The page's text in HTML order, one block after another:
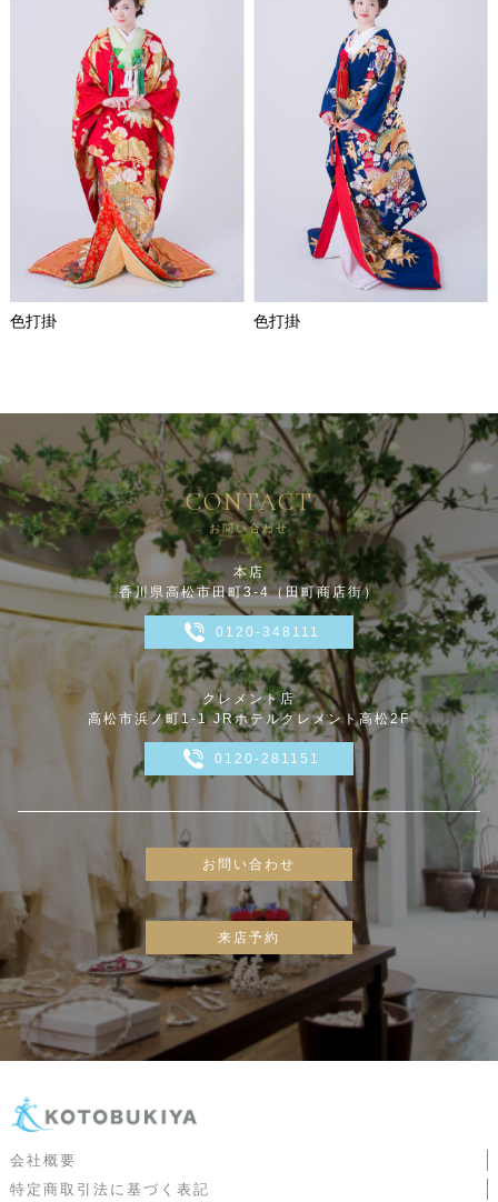
色打掛 色打掛
CONTACT
お問い合わせ
本店
香川県高松市田町3-4（田町商店街）
0120-348111
クレメント店
高松市浜ノ町1-1 JRホテルクレメント高松2F
0120-281151
お問い合わせ
来店予約
会社概要
特定商取引法に基づく表記